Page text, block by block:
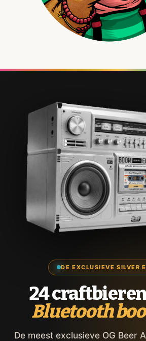
DE EXCLUSIEVE SILVER
24
Bluetooth
De meest exclusieve OG Beer